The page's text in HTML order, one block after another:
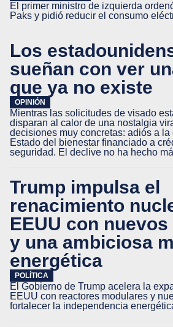
El primer ministro de izquierda
Paks y pidió reducir el consumo
Los
sueñan con ver
que ya no existe
OPINIÓN
Mientras las solicitudes de visado
disparan al calor de una nostalgia
decisiones muy concretas: adiós a la
Estado del bienestar financiado a
seguridad. El declive no ha hecho
Trump impulsa el
renacimiento
EEUU con
y una ambiciosa
energética
POLÍTICA
El Gobierno de Trump acelera la
EEUU con reactores modulares y
fortalecer la independencia